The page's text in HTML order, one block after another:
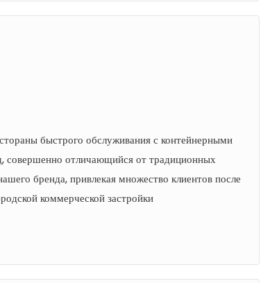
быстрого обслуживания с контейнерными
совершенно отличающийся от традиционных
бренда, привлекая множество клиентов после
коммерческой застройки